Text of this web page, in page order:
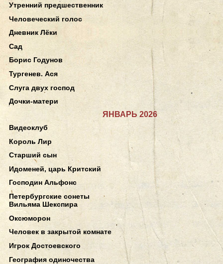
Утренний предшественник
Человеческий голос
Дневник Лёки
Сад
Борис Годунов
Тургенев. Ася
Слуга двух господ
Дочки-матери
ЯНВАРЬ 2026
Видеоклуб
Король Лир
Старший сын
Идоменей, царь Критский
Господин Альфонс
Петербургские сонеты
Вильяма Шекспира
Оксюморон
Человек в закрытой комнате
Игрок Достоевского
География одиночества